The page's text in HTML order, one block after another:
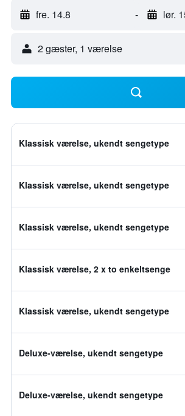
fre. 14.8 - lør.
2 gæster, 1 værelse
Klassisk værelse, ukendt sengetype
Klassisk værelse, ukendt sengetype
Klassisk værelse, ukendt sengetype
Klassisk værelse, 2 x to enkeltsenge
Klassisk værelse, ukendt sengetype
Deluxe-værelse, ukendt sengetype
Deluxe-værelse, ukendt sengetype